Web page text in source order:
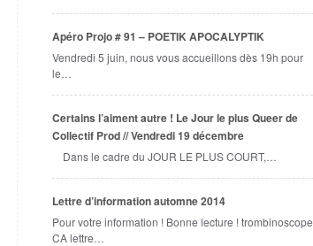
Apéro Projo # 91 – POETIK APOCALYPTIK
Vendredi 5 juin, nous vous accueillons dès 19h pour
le…
Certains l’aiment autre ! Le Jour le plus Queer de
Collectif Prod // Vendredi 19 décembre
Dans le cadre du JOUR LE PLUS COURT,…
Lettre d’information automne 2014
Pour votre information ! Bonne lecture ! trombinoscope
CA lettre…